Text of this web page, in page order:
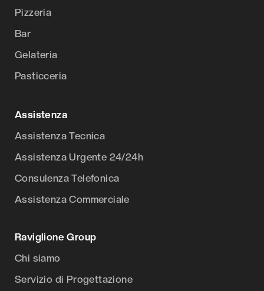
Pizzeria
Bar
Gelateria
Pasticceria
Assistenza
Assistenza Tecnica
Assistenza Urgente 24/24h
Consulenza Telefonica
Assistenza Commerciale
Raviglione Group
Chi siamo
Servizio di Progettazione